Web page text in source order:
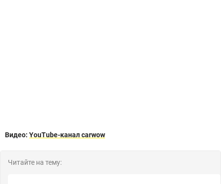
Видео: YouTube-канал carwow
Читайте на тему: